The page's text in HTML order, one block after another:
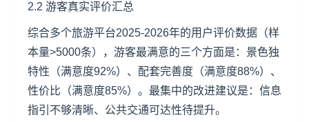
2.2 游客真实评价汇总
综合多个旅游平台2025-2026年的用户评价数据（样
本量>5000条），游客最满意的三个方面是：景色独
特性（满意度92%）、配套完善度（满意度88%）、
性价比（满意度85%）。最集中的改进建议是：信息
指引不够清晰、公共交通可达性待提升。